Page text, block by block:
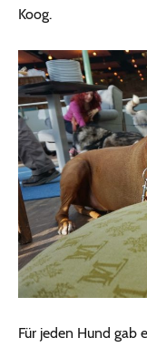
Koog.
Für jeden Hund gab